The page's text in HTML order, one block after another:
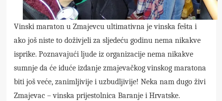
Vinski maraton u Zmajevcu ultimativna je vinska fešta i
ako još niste to doživjeli za sljedeću godinu nema nikakve
isprike. Poznavajući ljude iz organizacije nema nikakve
sumnje da će iduće izdanje zmajevačkog vinskog maratona
biti još veće, zanimljivije i uzbudljivije! Neka nam dugo živi
Zmajevac – vinska prijestolnica Baranje i Hrvatske.